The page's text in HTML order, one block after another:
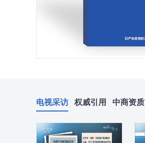
电视采访 权威引用 中商资质